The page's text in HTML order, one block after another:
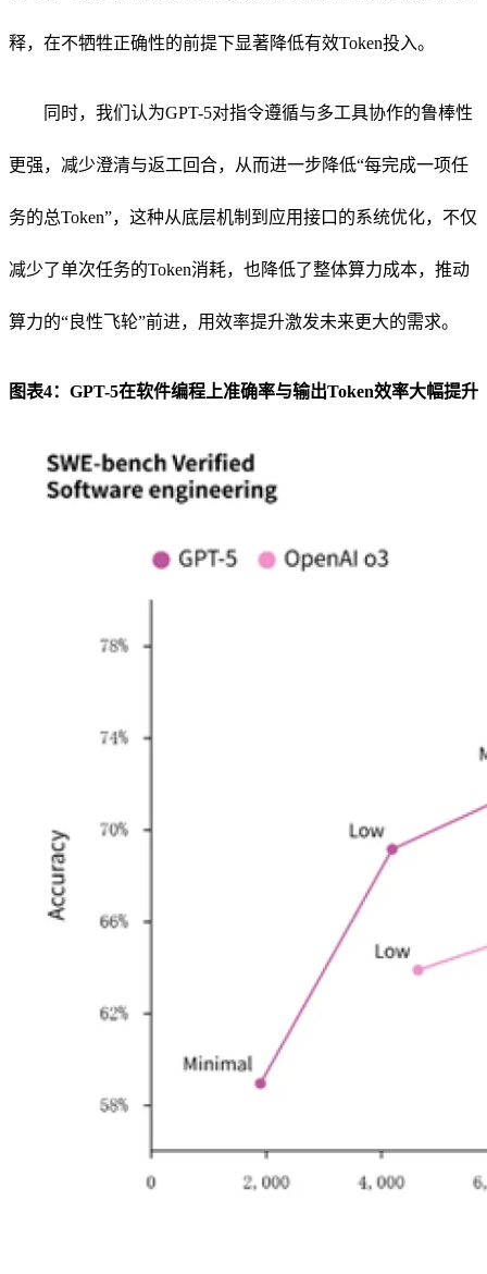
释，在不牺牲正确性的前提下显著降低有效Token投入。
同时，我们认为GPT-5对指令遵循与多工具协作的鲁棒性
更强，减少澄清与返工回合，从而进一步降低“每完成一项任
务的总Token”，这种从底层机制到应用接口的系统优化，不仅
减少了单次任务的Token消耗，也降低了整体算力成本，推动
算力的“良性飞轮”前进，用效率提升激发未来更大的需求。
图表4：GPT-5在软件编程上准确率与输出Token效率大幅提升